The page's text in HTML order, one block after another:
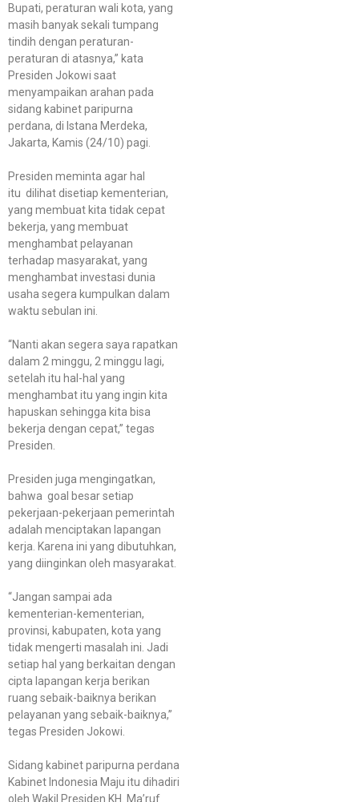
Bupati, peraturan wali kota, yang
masih banyak sekali tumpang
tindih dengan peraturan-
peraturan di atasnya,” kata
Presiden Jokowi saat
menyampaikan arahan pada
sidang kabinet paripurna
perdana, di Istana Merdeka,
Jakarta, Kamis (24/10) pagi.
Presiden meminta agar hal
itu dilihat disetiap kementerian,
yang membuat kita tidak cepat
bekerja, yang membuat
menghambat pelayanan
terhadap masyarakat, yang
menghambat investasi dunia
usaha segera kumpulkan dalam
waktu sebulan ini.
“Nanti akan segera saya rapatkan
dalam 2 minggu, 2 minggu lagi,
setelah itu hal-hal yang
menghambat itu yang ingin kita
hapuskan sehingga kita bisa
bekerja dengan cepat,” tegas
Presiden.
Presiden juga mengingatkan,
bahwa goal besar setiap
pekerjaan-pekerjaan pemerintah
adalah menciptakan lapangan
kerja. Karena ini yang dibutuhkan,
yang diinginkan oleh masyarakat.
“Jangan sampai ada
kementerian-kementerian,
provinsi, kabupaten, kota yang
tidak mengerti masalah ini. Jadi
setiap hal yang berkaitan dengan
cipta lapangan kerja berikan
ruang sebaik-baiknya berikan
pelayanan yang sebaik-baiknya,”
tegas Presiden Jokowi.
Sidang kabinet paripurna perdana
Kabinet Indonesia Maju itu dihadiri
oleh Wakil Presiden KH. Ma’ruf